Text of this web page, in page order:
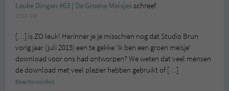
Leuke Dingen #63 | De Groene Meisjesschreef:
[…] is ZO leuk! Herinner je je misschien nog dat Studio Brun
vorig jaar (juli 2015) een te gekke ‘ik ben een groen meisje’
download voor ons had ontworpen? We weten dat veel mensen
de download met veel plezier hebben gebruikt of […]
Beantwoorden